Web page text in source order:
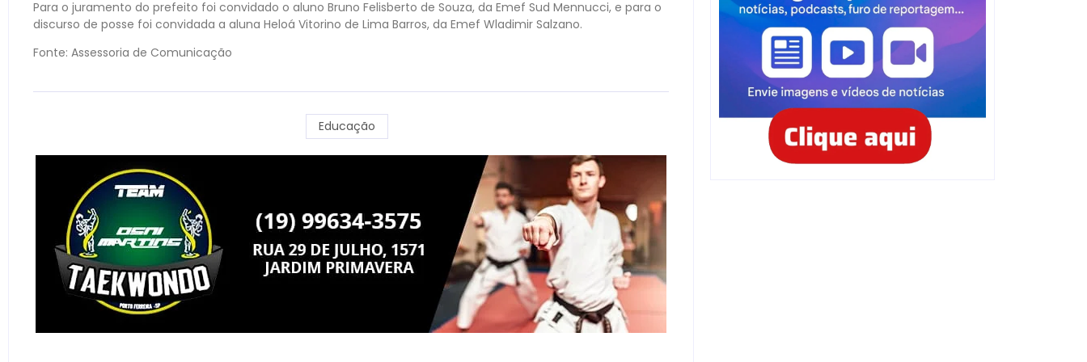
Para o juramento do prefeito foi convidado o aluno Bruno Felisberto de Souza, da Emef Sud Mennucci, e para o
discurso de posse foi convidada a aluna Heloá Vitorino de Lima Barros, da Emef Wladimir Salzano.
Fonte: Assessoria de Comunicação
Educação